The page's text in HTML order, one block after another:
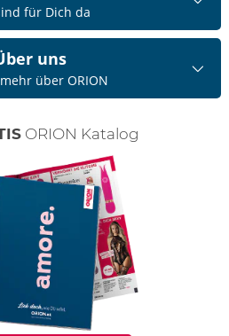
für Dich da
uns
über ORION
ORION Katalog